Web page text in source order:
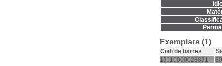
Exemplars (1)
Codi de barres
13010000028831